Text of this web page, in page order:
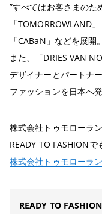
”すべてはお客さまのた
「TOMORROWLAND
「CABaN」などを展開。
また、「DRIES VAN
デザイナーとパートナ
ファッションを日本へ
株式会社トゥモローラ
READY TO FASHIONで
株式会社トゥモローラ
READY TO